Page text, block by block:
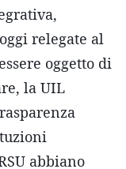
relegate al
oggetto di
la UIL
abbiano